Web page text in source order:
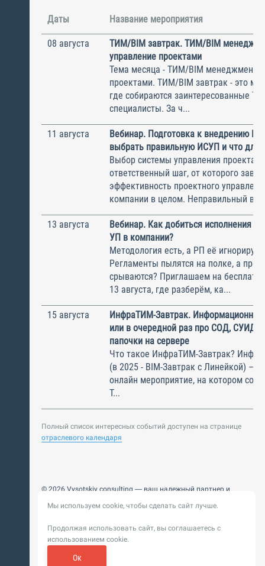
Даты Название мероприятия
08 августа
ТИМ/BIM завтрак. ТИМ/BIM
управление проектами
Тема месяца - ТИМ/BIM менеджмент и
проектами. ТИМ/BIM завтрак - это
где собираются заинтересованные
специалисты. За ч...
11 августа
Вебинар. Подготовка к внедрению
выбрать правильную ИСУП и что для
Выбор системы управления
ответственный шаг, от которого
эффективность проектного
компании в целом. Неправильный
13 августа
Вебинар. Как добиться исполнения
УП в компании?
Методология есть, а РП её
Регламенты пылятся на полке, а
срываются? Приглашаем на
13 августа, где разберём, ка...
15 августа
ИнфраТИМ-Завтрак.
или в очередной раз про СОД, СУИД и
папочки на сервере
Что такое ИнфраТИМ-Завтрак?
(в 2025 - BIM-Завтрак с Линейкой) –
онлайн мероприятие, на котором
Т...
Полный список интересных событий доступен на странице
отраслевого календаря
© 2026 Vysotskiy consulting — ваш надежный партнер и
Цифровизация, BIM, ИИ. Внедряем и оптимизируем
Пользовательское
соглашение
Политика обработки персональных
данных
Мы используем cookie, чтобы сделать сайт лучше.
Продолжая использовать сайт, вы соглашаетесь с
использованием cookie.
Ок